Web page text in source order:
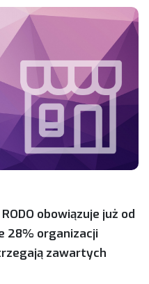
obowiązuje już od
28% organizacji
zawartych